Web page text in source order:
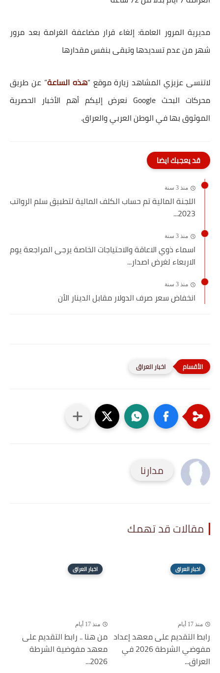
مديرية المرور العامة: إلغاء قرار مضاعفة الغرامة بعد مرور
شهر من عدم تسديدها وتبقى بنفس مقدارها
لاتنسى عزيزي المشاهد زيارة موقع “هذه الساعة” عن طريق
محركات البحث Google نعرض إليكم أهم الأخبار الحصرية
الموثوق بها في الوطن العربي والعراق.
قد يعجبك ايضا
منذ 3 سنة
اللجنة المالية تم حساب الكلف المالية لتطبيق سلم الرواتب
2023...
منذ 3 سنة
اسماء ذوي الاعاقة والاحتياجات الخاصة يرجى المراجعة يوم
الاربعاء لغرض اصدار...
منذ 3 سنة
انخفاض سعر صرف الدولار مقابل الدينار الأن
اخبار العراق
مدارنا
مقالات قد تهمك
اخبار العراق
منذ 17 أيام
رابط التقديم على معهد إعداد
مفوضي الشرطة 2026 في
العراق...
اخبار العراق
منذ 17 أيام
من هنا .. رابط التقديم على
معهد مفوضية الشرطة
2026...